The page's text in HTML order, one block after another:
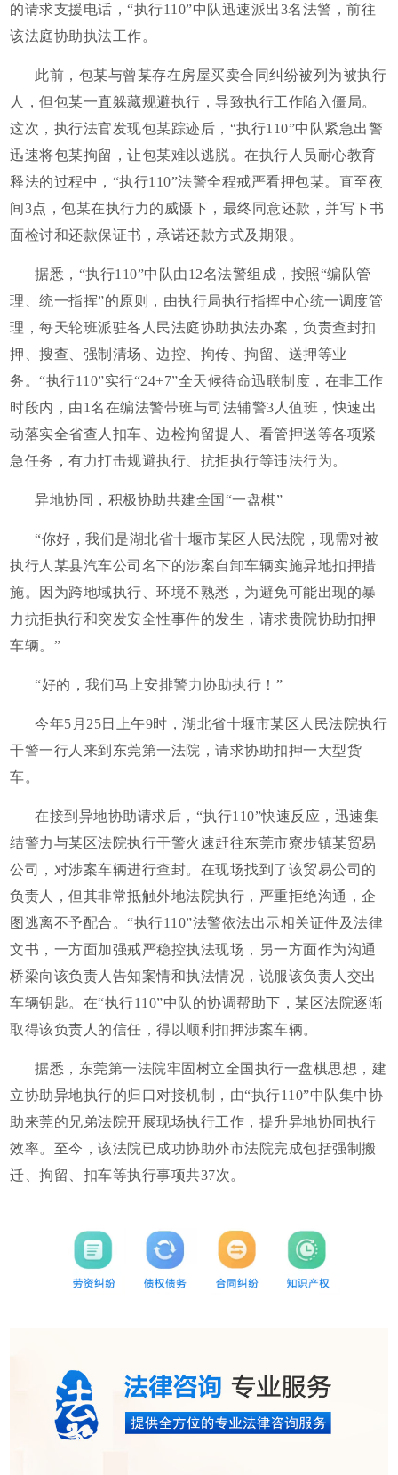
的请求支援电话，“执行110”中队迅速派出3名法警，前往
该法庭协助执法工作。
此前，包某与曾某存在房屋买卖合同纠纷被列为被执行
人，但包某一直躲藏规避执行，导致执行工作陷入僵局。
这次，执行法官发现包某踪迹后，“执行110”中队紧急出警
迅速将包某拘留，让包某难以逃脱。在执行人员耐心教育
释法的过程中，“执行110”法警全程戒严看押包某。直至夜
间3点，包某在执行力的威慑下，最终同意还款，并写下书
面检讨和还款保证书，承诺还款方式及期限。
据悉，“执行110”中队由12名法警组成，按照“编队管
理、统一指挥”的原则，由执行局执行指挥中心统一调度管
理，每天轮班派驻各人民法庭协助执法办案，负责查封扣
押、搜查、强制清场、边控、拘传、拘留、送押等业
务。“执行110”实行“24+7”全天候待命迅联制度，在非工作
时段内，由1名在编法警带班与司法辅警3人值班，快速出
动落实全省查人扣车、边检拘留提人、看管押送等各项紧
急任务，有力打击规避执行、抗拒执行等违法行为。
异地协同，积极协助共建全国“一盘棋”
“你好，我们是湖北省十堰市某区人民法院，现需对被
执行人某县汽车公司名下的涉案自卸车辆实施异地扣押措
施。因为跨地域执行、环境不熟悉，为避免可能出现的暴
力抗拒执行和突发安全性事件的发生，请求贵院协助扣押
车辆。”
“好的，我们马上安排警力协助执行！”
今年5月25日上午9时，湖北省十堰市某区人民法院执行
干警一行人来到东莞第一法院，请求协助扣押一大型货
车。
在接到异地协助请求后，“执行110”快速反应，迅速集
结警力与某区法院执行干警火速赶往东莞市寮步镇某贸易
公司，对涉案车辆进行查封。在现场找到了该贸易公司的
负责人，但其非常抵触外地法院执行，严重拒绝沟通，企
图逃离不予配合。“执行110”法警依法出示相关证件及法律
文书，一方面加强戒严稳控执法现场，另一方面作为沟通
桥梁向该负责人告知案情和执法情况，说服该负责人交出
车辆钥匙。在“执行110”中队的协调帮助下，某区法院逐渐
取得该负责人的信任，得以顺利扣押涉案车辆。
据悉，东莞第一法院牢固树立全国执行一盘棋思想，建
立协助异地执行的归口对接机制，由“执行110”中队集中协
助来莞的兄弟法院开展现场执行工作，提升异地协同执行
效率。至今，该法院已成功协助外市法院完成包括强制搬
迁、拘留、扣车等执行事项共37次。